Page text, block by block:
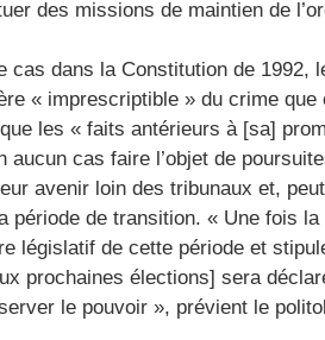
des missions de maintien de
cas dans la Constitution de 1992,
« imprescriptible » du crime que
les « faits antérieurs à [sa]
aucun cas faire l’objet de
avenir loin des tribunaux et,
période de transition. « Une fois
législatif de cette période et
prochaines élections] sera
le pouvoir », prévient le